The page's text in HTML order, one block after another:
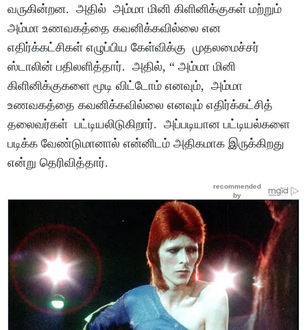
வருகின்றன. அதில் அம்மா மினி கிளினிக்குகள் மற்றும்
அம்மா உணவகத்தை கவனிக்கவில்லை என
எதிர்க்கட்சிகள் எழுப்பிய கேள்விக்கு முதலமைச்சர்
ஸ்டாலின் பதிலளித்தார். அதில், “ அம்மா மினி
கிளினிக்குகளை மூடி விட்டோம் எனவும், அம்மா
உணவகத்தை கவனிக்கவில்லை எனவும் எதிர்க்கட்சித்
தலைவர்கள் பட்டியலிடுகிறார். அப்படியான பட்டியல்களை
படிக்க வேண்டுமானால் என்னிடம் அதிகமாக இருக்கிறது
என்று தெரிவித்தார்.